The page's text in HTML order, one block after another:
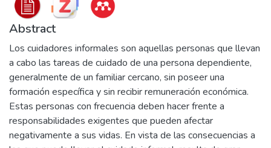
Abstract
Los cuidadores informales son aquellas personas que llevan
a cabo las tareas de cuidado de una persona dependiente,
generalmente de un familiar cercano, sin poseer una
formación específica y sin recibir remuneración económica.
Estas personas con frecuencia deben hacer frente a
responsabilidades exigentes que pueden afectar
negativamente a sus vidas. En vista de las consecuencias a